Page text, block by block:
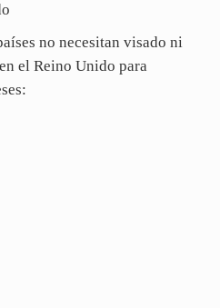
no necesitan visado ni
el Reino Unido para